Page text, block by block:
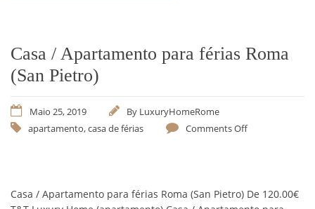
Casa / Apartamento para férias Roma
(San Pietro)
Maio 25, 2019 By LuxuryHomeRome
apartamento,casa de férias Comments Off
Casa / Apartamento para férias Roma (San Pietro) De 120.00€